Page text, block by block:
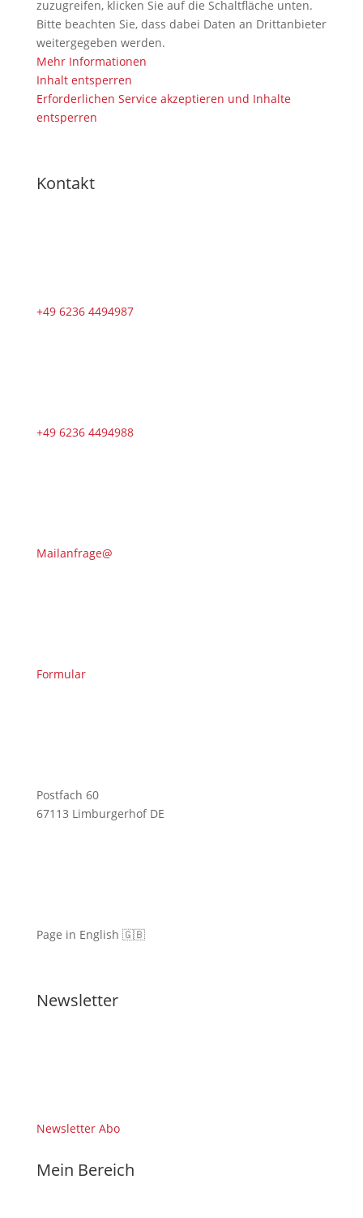
zuzugreifen, klicken Sie auf die Schaltfläche unten.
Bitte beachten Sie, dass dabei Daten an Drittanbieter
weitergegeben werden.
Mehr Informationen
Inhalt entsperren
Erforderlichen Service akzeptieren und Inhalte
entsperren
Kontakt
+49 6236 4494987
+49 6236 4494988
Mailanfrage@
Formular
Postfach 60
67113 Limburgerhof DE
Page in English 🇬🇧
Newsletter
Newsletter Abo
Mein Bereich